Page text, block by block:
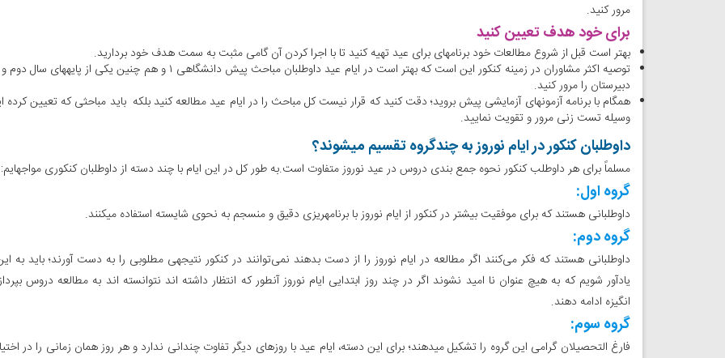
مرور کنید.
برای خود هدف تعیین کنید
بهتر است قبل از شروع مطالعات خود برنامه­ای برای عید تهیه کنید تا با اجرا کردن آن گامی مثبت به سمت هدف خود بردارید.
توصیه اکثر مشاوران در زمینه کنکور این است که بهتر است در ایام عید داوطلبان مباحث پیش دانشگاهی ۱ و هم چنین یکی از
دبیرستان را مرور کنید.
همگام با برنامه آزمون­های آزمایشی پیش بروید؛ دقت کنید که قرار نیست کل مباحث را در ایام عید مطالعه کنید بلکه باید مباحثی که تعیین کرده
وسیله تست زنی مرور و تقویت نمایید.
داوطلبان کنکور در ایام نوروز به چندگروه تقسیم می­شوند؟
مسلماً برای هر داوطلب کنکور نحوه جمع بندی دروس در عید نوروز متفاوت است.به طور کل در این ایام با چند دسته از داوطلبان کنکوری مواجه­ایم:
گروه اول:
داوطلبانی هستند که برای موفقیت بیشتر در کنکور از ایام نوروز با برنامه­ریزی دقیق و منسجم به نحوی شایسته استفاده می­کنند.
گروه دوم:
داوطلبانی هستند که فکر می‌کنند اگر مطالعه در ایام نوروز را از دست بدهند نمی‌توانند در کنکور نتیجه­ی مطلوبی را به دست آورند؛ باید به
یادآور شویم که به هیچ عنوان نا امید نشوند اگر در چند روز ابتدایی ایام نوروز آنطور که انتظار داشته اند نتوانسته اند به مطالعه دروس
انگیزه ادامه دهند.
گروه سوم:
فارغ التحصیلان گرامی این گروه را تشکیل می­دهند؛ برای این دسته، ایام عید با روزهای دیگر تفاوت چندانی ندارد و هر روز همان زمانی را در